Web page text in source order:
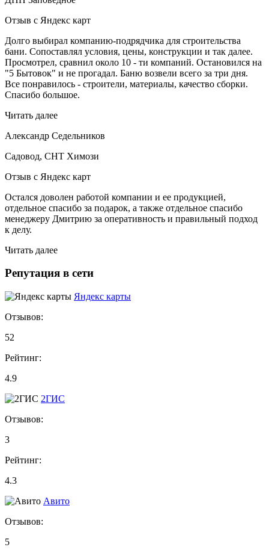
Отзыв с Яндекс карт
Долго выбирал компанию-подрядчика для строительства
бани. Сопоставлял условия, цены, конструкции и так далее.
Просмотрел, сравнил около 10 - ти компаний. Остановился на
"5 Бытовок" и не прогадал. Баню возвели всего за три дня.
Все понравилось - строители, материалы, качество сборки.
Спасибо большое.
Читать далее
Александр Седельников
Садовод, СНТ Химози
Отзыв с Яндекс карт
Остался доволен работой компании и ее продукцией,
отдельное спасибо за подарок, а также отдельное спасибо
менеджеру Дмитрию за оперативность и правильный подход
к делу.
Читать далее
Репутация в сети
Яндекс карты
Отзывов:
52
Рейтинг:
4.9
2ГИС
Отзывов:
3
Рейтинг:
4.3
Авито
Отзывов:
5